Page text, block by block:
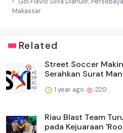
Makassar
Related
Street Soccer
Serahkan Surat
1 year ago 220
Riau Blast Team
pada Kejuaraan